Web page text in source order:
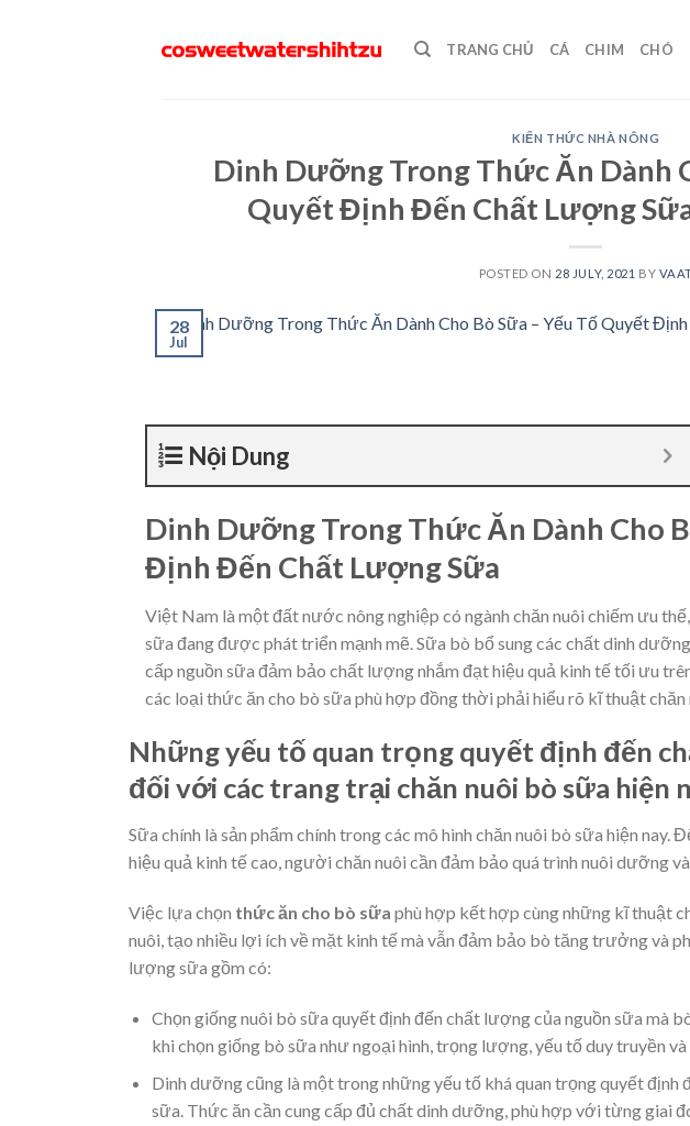
TRANG CHỦ CÁ CHIM CHÓ
KIẾN THỨC NHÀ NÔNG
Dinh Dưỡng Trong Thức Ăn Dành
Quyết Định Đến Chất Lượng
POSTED ON 28 JULY, 2021 BY
28
Jul
Nội Dung
Dinh Dưỡng Trong Thức Ăn Dành Cho
Định Đến Chất Lượng Sữa
Việt Nam là một đất nước nông nghiệp có ngành chăn nuôi chiếm ưu
sữa đang được phát triển mạnh mẽ. Sữa bò bổ sung các chất dinh
cấp nguồn sữa đảm bảo chất lượng nhắm đạt hiệu quả kinh tế tối ưu
các loại thức ăn cho bò sữa phù hợp đồng thời phải hiểu rõ kĩ thuật chăn
Những yếu tố quan trọng quyết định đến
đối với các trang trại chăn nuôi bò sữa hiện
Sữa chính là sản phẩm chính trong các mô hình chăn nuôi bò sữa hiện
hiệu quả kinh tế cao, người chăn nuôi cần đảm bảo quá trình nuôi dưỡng
Việc lựa chọn thức ăn cho bò sữa phù hợp kết hợp cùng những kĩ thuật
nuôi, tạo nhiều lợi ích về mặt kinh tế mà vẫn đảm bảo bò tăng trưởng và
lượng sữa gồm có:
Chọn giống nuôi bò sữa quyết định đến chất lượng của nguồn sữa mà
khi chọn giống bò sữa như ngoại hình, trọng lượng, yếu tố duy truyền và
Dinh dưỡng cũng là một trong những yếu tố khá quan trọng quyết định
sữa. Thức ăn cần cung cấp đủ chất dinh dưỡng, phù hợp với từng giai